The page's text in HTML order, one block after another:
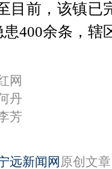
目前，该镇已
患400余条，辖
网
丹
芳
远新闻网 原创文